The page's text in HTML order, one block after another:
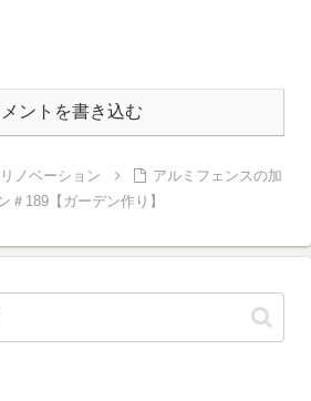
ントを書き込む
ノベーション
アルミフェンスの加
＃189【ガーデン作り】